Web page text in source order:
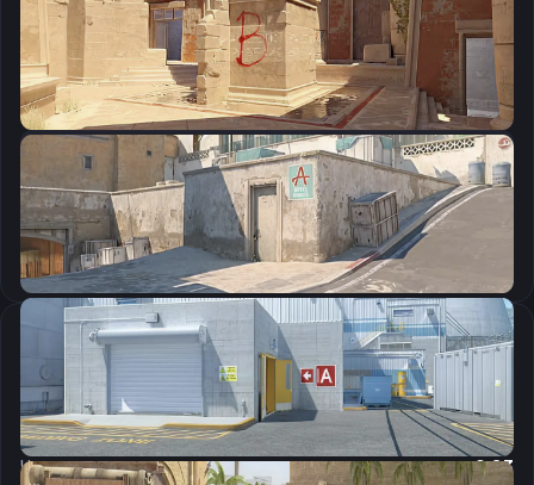
CSGO-AdVFx-C548A-KVjeG-BOCyZ-kSLoD
Скопировать
Настройки мыши
DPI:
800
Чувствительность мыши в игре:
2.14
Чувствительность мыши в зуме:
0.83